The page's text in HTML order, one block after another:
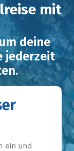
mit
deine
jederzeit
ein und